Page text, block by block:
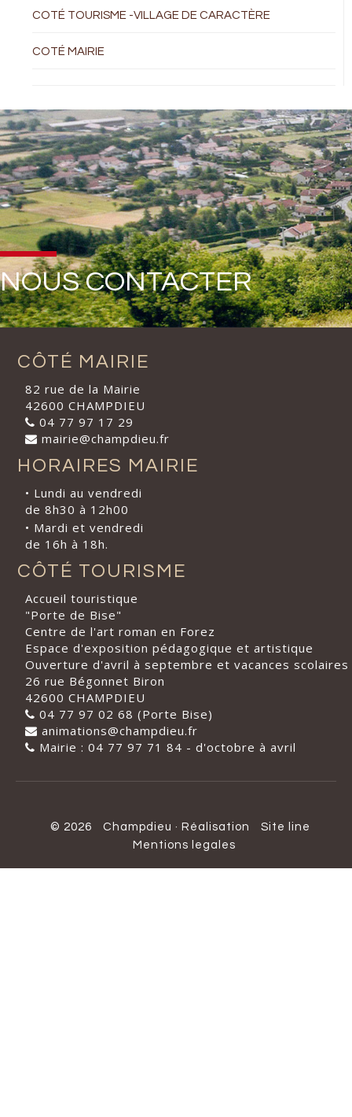
COTÉ TOURISME -VILLAGE DE CARACTÈRE
COTÉ MAIRIE
NOUS CONTACTER
CÔTÉ MAIRIE
82 rue de la Mairie
42600 CHAMPDIEU
04 77 97 17 29
mairie@champdieu.fr
HORAIRES MAIRIE
• Lundi au vendredi
de 8h30 à 12h00
• Mardi et vendredi
de 16h à 18h.
CÔTÉ TOURISME
Accueil touristique
"Porte de Bise"
Centre de l'art roman en Forez
Espace d'exposition pédagogique et artistique
Ouverture d'avril à septembre et vacances scolaires
26 rue Bégonnet Biron
42600 CHAMPDIEU
04 77 97 02 68 (Porte Bise)
animations@champdieu.fr
Mairie : 04 77 97 71 84 - d'octobre à avril
© 2026 Champdieu · Réalisation
Site line
Mentions legales